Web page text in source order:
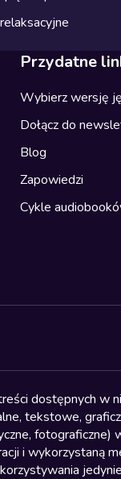
Przydatne
Wybierz wersję
Dołącz do
Blog
Zapowiedzi
Cykle
dostępnych w
tekstowe,
i wykorzystaną